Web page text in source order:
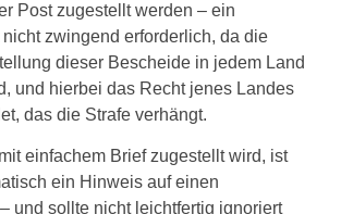
Post zugestellt werden – ein
zwingend erforderlich, da die
dieser Bescheide in jedem Land
und hierbei das Recht jenes Landes
das die Strafe verhängt.
einfachem Brief zugestellt wird, ist
ein Hinweis auf einen
und sollte nicht leichtfertig ignoriert